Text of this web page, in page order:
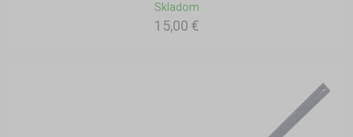
Skladom
15,00 €